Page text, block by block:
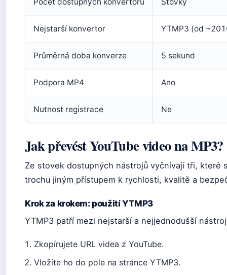
Nejstarší konvertor YTMP3 (od
Průměrná doba konverze 5 sekund
Podpora MP4 Ano
Nutnost registrace Ne
Jak převést YouTube video na MP3?
Ze stovek dostupných nástrojů vyčnívají tři, které
trochu jiným přístupem k rychlosti, kvalitě a
Krok za krokem: použití YTMP3
YTMP3 patří mezi nejstarší a nejjednodušší
Zkopírujete URL videa z YouTube.
Vložíte ho do pole na stránce YTMP3.